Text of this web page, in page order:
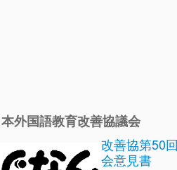
本外国語教育改善協議会
改善協第50
会意見書